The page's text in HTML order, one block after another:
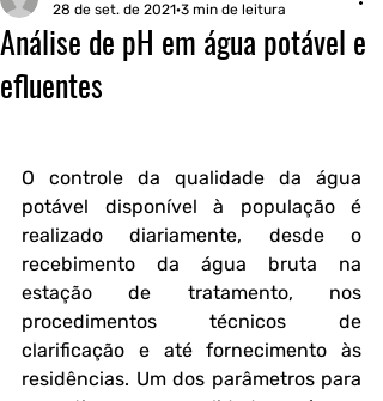
Análise de pH em água potável e
efluentes
28 de set. de 2021 3 min de leitura
O controle da qualidade da água
potável disponível à população é
realizado diariamente, desde o
recebimento da água bruta na
estação de tratamento, nos
procedimentos técnicos de
clarificação e até fornecimento às
residências. Um dos parâmetros para